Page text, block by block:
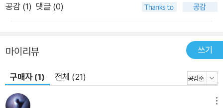
지를 불러일으키는 일화가 담겨 있다. 또한 글 말미의 질문은 생
만들게 되고, 알맞은 환경을 조성하게 되고, 중요한 곳에 집중하
게 된다. 바로 생활에 적용되는 구체적인 변화가 생기는 것이다.
천만 명이 넘는 그의 팟캐스트 애청자와 책 독자들은 그의 창의성
훈련이 유효하다는 것을 입증하고 있으며 온라인으로는 ‘데일리
크리에이티브’ 커뮤니티도 활성화되고 있다. “한 번의 큰 변화보
공감 (1) 댓글 (0)
마이리뷰 쓰기
구매자 (1) 전체 (21)